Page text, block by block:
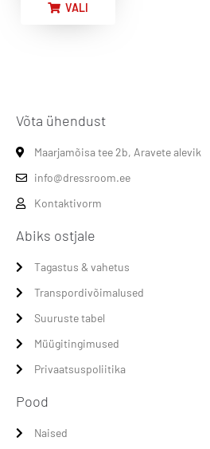
VALI
Võta ühendust
Maarjamõisa tee 2b, Aravete alevik
info@dressroom.ee
Kontaktivorm
Abiks ostjale
Tagastus & vahetus
Transpordivõimalused
Suuruste tabel
Müügitingimused
Privaatsuspoliitika
Pood
Naised